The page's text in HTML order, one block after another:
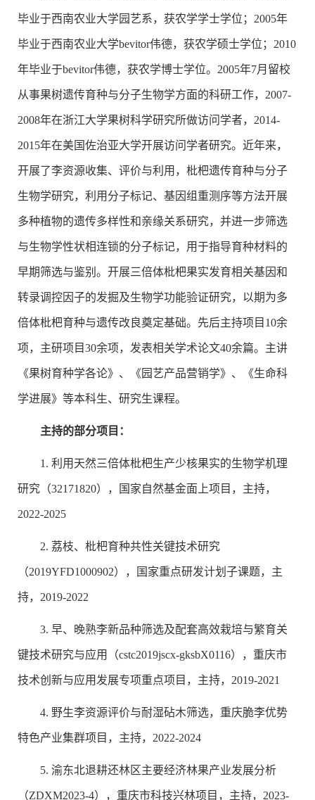
毕业于西南农业大学园艺系，获农学学士学位；2005年
毕业于西南农业大学bevitor伟德，获农学硕士学位；2010
年毕业于bevitor伟德，获农学博士学位。2005年7月留校
从事果树遗传育种与分子生物学方面的科研工作，2007-
2008年在浙江大学果树科学研究所做访问学者，2014-
2015年在美国佐治亚大学开展访问学者研究。近年来，
开展了李资源收集、评价与利用，枇杷遗传育种与分子
生物学研究，利用分子标记、基因组重测序等方法开展
多种植物的遗传多样性和亲缘关系研究，并进一步筛选
与生物学性状相连锁的分子标记，用于指导育种材料的
早期筛选与鉴别。开展三倍体枇杷果实发育相关基因和
转录调控因子的发掘及生物学功能验证研究，以期为多
倍体枇杷育种与遗传改良奠定基础。先后主持项目10余
项，主研项目30余项，发表相关学术论文40余篇。主讲
《果树育种学各论》、《园艺产品营销学》、《生命科
学进展》等本科生、研究生课程。
主持的部分项目：
1. 利用天然三倍体枇杷生产少核果实的生物学机理
研究（32171820），国家自然基金面上项目，主持，
2022-2025
2. 荔枝、枇杷育种共性关键技术研究
（2019YFD1000902），国家重点研发计划子课题，主
持，2019-2022
3. 早、晚熟李新品种筛选及配套高效栽培与繁育关
键技术研究与应用（cstc2019jscx-gksbX0116），重庆市
技术创新与应用发展专项重点项目，主持，2019-2021
4. 野生李资源评价与耐湿砧木筛选，重庆脆李优势
特色产业集群项目，主持，2022-2024
5. 渝东北退耕还林区主要经济林果产业发展分析
（ZDXM2023-4），重庆市科技兴林项目，主持，2023-